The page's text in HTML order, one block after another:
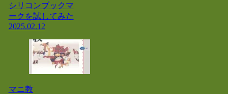
シリコンブックマ
ークを試してみた
2025.02.12
マニ教